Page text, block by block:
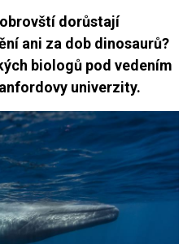
dorůstají
ani za dob dinosaurů?
biologů pod vedením
univerzity.